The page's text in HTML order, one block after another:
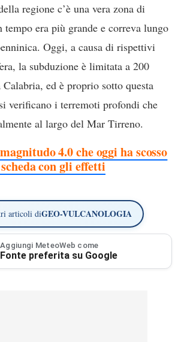
regione c’è una vera zona di
tempo era più grande e correva lungo
Oggi, a causa di rispettivi
la subduzione è limitata a 200
ed è proprio sotto questa
verificano i terremoti profondi che
al largo del Mar Tirreno.
4.0 che oggi ha scosso
con gli effetti
articoli diGEO-VULCANOLOGIA
Aggiungi MeteoWeb come
Fonte preferita su Google